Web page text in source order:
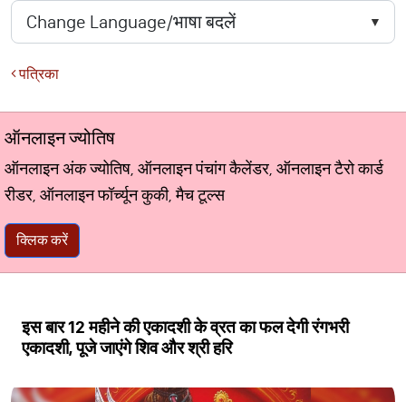
पत्रिका
ऑनलाइन ज्योतिष
ऑनलाइन अंक ज्योतिष, ऑनलाइन पंचांग कैलेंडर, ऑनलाइन टैरो कार्ड
रीडर, ऑनलाइन फॉर्च्यून कुकी, मैच टूल्स
क्लिक करें
इस बार 12 महीने की एकादशी के व्रत का फल देगी रंगभरी
एकादशी, पूजे जाएंगे शिव और श्री हरि